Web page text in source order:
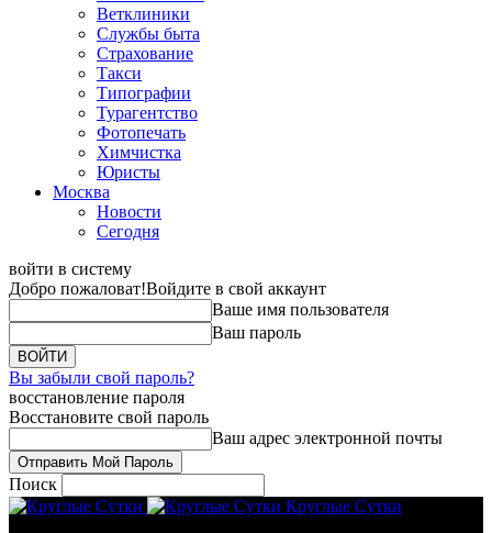
Ветклиники
Службы быта
Страхование
Такси
Типографии
Турагентство
Фотопечать
Химчистка
Юристы
Москва
Новости
Сегодня
войти в систему
Добро пожаловат!Войдите в свой аккаунт
Ваше имя пользователя
Ваш пароль
Вы забыли свой пароль?
восстановление пароля
Восстановите свой пароль
Ваш адрес электронной почты
Поиск
Круглые Сутки